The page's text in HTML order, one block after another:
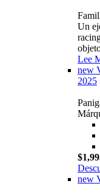
Un
Lee
new
2025
new